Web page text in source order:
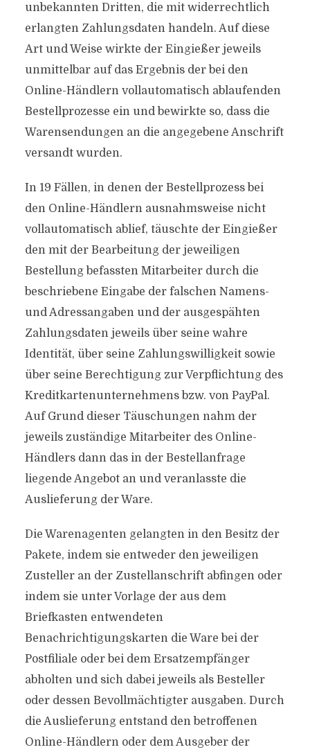
unbekannten Dritten, die mit widerrechtlich
erlangten Zahlungsdaten handeln. Auf diese
Art und Weise wirkte der Eingießer jeweils
unmittelbar auf das Ergebnis der bei den
Online-Händlern vollautomatisch ablaufenden
Bestellprozesse ein und bewirkte so, dass die
Warensendungen an die angegebene Anschrift
versandt wurden.
In 19 Fällen, in denen der Bestellprozess bei
den Online-Händlern ausnahmsweise nicht
vollautomatisch ablief, täuschte der Eingießer
den mit der Bearbeitung der jeweiligen
Bestellung befassten Mitarbeiter durch die
beschriebene Eingabe der falschen Namens-
und Adressangaben und der ausgespähten
Zahlungsdaten jeweils über seine wahre
Identität, über seine Zahlungswilligkeit sowie
über seine Berechtigung zur Verpflichtung des
Kreditkartenunternehmens bzw. von PayPal.
Auf Grund dieser Täuschungen nahm der
jeweils zuständige Mitarbeiter des Online-
Händlers dann das in der Bestellanfrage
liegende Angebot an und veranlasste die
Auslieferung der Ware.
Die Warenagenten gelangten in den Besitz der
Pakete, indem sie entweder den jeweiligen
Zusteller an der Zustellanschrift abfingen oder
indem sie unter Vorlage der aus dem
Briefkasten entwendeten
Benachrichtigungskarten die Ware bei der
Postfiliale oder bei dem Ersatzempfänger
abholten und sich dabei jeweils als Besteller
oder dessen Bevollmächtigter ausgaben. Durch
die Auslieferung entstand den betroffenen
Online-Händlern oder dem Ausgeber der